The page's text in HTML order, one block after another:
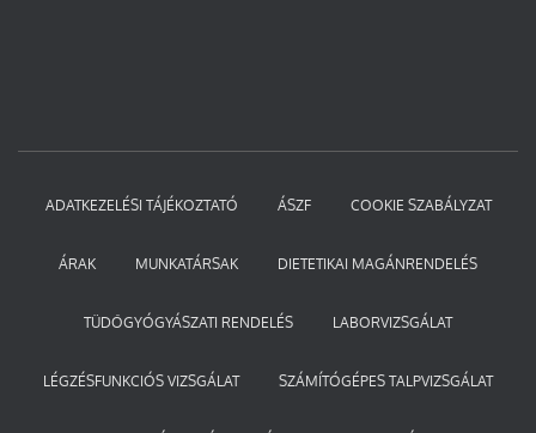
ADATKEZELÉSI TÁJÉKOZTATÓ ÁSZF COOKIE SZABÁLYZAT
ÁRAK MUNKATÁRSAK DIETETIKAI MAGÁNRENDELÉS
TÜDŐGYÓGYÁSZATI RENDELÉS LABORVIZSGÁLAT
LÉGZÉSFUNKCIÓS VIZSGÁLAT SZÁMÍTÓGÉPES TALPVIZSGÁLAT